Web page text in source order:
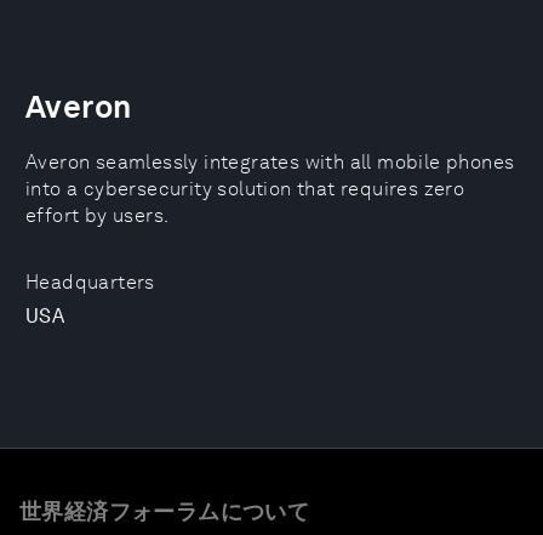
Headquarters
USA
Averon
Averon seamlessly integrates with all mobile phones
into a cybersecurity solution that requires zero
effort by users.
世界経済フォーラムについて